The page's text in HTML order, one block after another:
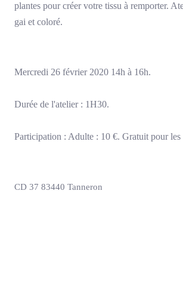
plantes pour créer votre tissu à remporter.
gai et coloré.
Mercredi 26 février 2020 14h à 16h.
Durée de l'atelier : 1H30.
Participation : Adulte : 10 €. Gratuit pour les
CD 37 83440 Tanneron